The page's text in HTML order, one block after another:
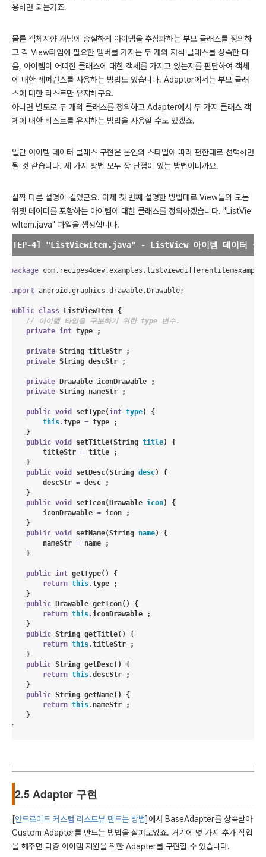
용하면 되는거죠.
물론 객체지향 개념에 충실하게 아이템을 추상화하는 부모 클래스를 정의하
고 각 View타입에 필요한 멤버를 가지는 두 개의 자식 클래스를 상속한 다
음, 아이템이 어떠한 클래스에 대한 객체를 가지고 있는지를 판단하여 객체
에 대한 레퍼런스를 사용하는 방법도 있습니다. Adapter에서는 부모 클래
스에 대한 리스트만 유지하구요.
아니면 별도로 두 개의 클래스를 정의하고 Adapter에서 두 가지 클래스 객
체에 대한 리스트를 유지하는 방법을 사용할 수도 있겠죠.
일단 아이템 데이터 클래스 구현은 본인의 스타일에 따라 편한대로 선택하면
될 것 같습니다. 세 가지 방법 모두 장 단점이 있는 방법이니까요.
살짝 다른 설명이 길었군요. 이제 첫 번째 설명한 방법대로 View들의 모든
위젯 데이터를 포함하는 아이템에 대한 클래스를 정의하겠습니다. "ListVie
wItem.java" 파일을 생성합니다.
package
import android.graphics.drawable.Drawable;
public class ListViewItem {
// 아이템 타입을 구분하기 위한 type 변수.
private int type ;
private String titleStr ;
private String descStr ;
private Drawable iconDrawable ;
private String nameStr ;
public void setType(int type) {
this.type = type ;
    }
public void setTitle(String title) {
        titleStr
= title ;
    }
public void setDesc(String desc) {
        descStr
= desc ;
    }
public void setIcon(Drawable icon) {
        iconDrawable
= icon ;
    }
public void setName(String name) {
        nameStr
= name ;
    }
public int getType() {
return this.type ;
    }
public Drawable getIcon() {
return this. iconDrawable ;
    }
public String getTitle() {
return this.titleStr ;
    }
public String getDesc() {
return this.descStr ;
    }
public String getName() {
return this. nameStr ;
    }
}
2.5 Adapter 구현
[안드로이드 커스텀 리스트뷰 만드는 방법]에서 BaseAdapter를 상속받아
Custom Adapter를 만드는 방법을 살펴보았죠. 거기에 몇 가지 추가 작업
을 해주면 다중 아이템 지원을 위한 Adapter를 구현할 수 있습니다.